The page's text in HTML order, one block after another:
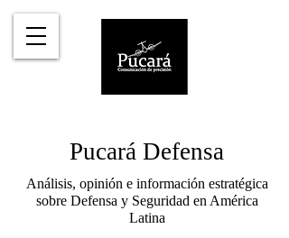
Pucará Defensa
Análisis, opinión e información estratégica
sobre Defensa y Seguridad en América
Latina